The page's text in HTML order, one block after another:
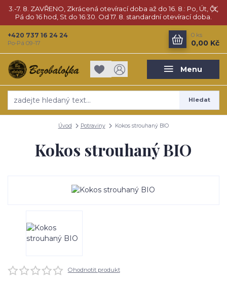
3.-7. 8. ZAVŘENO, Zkrácená otevírací doba až do 16. 8.: Po, Út, Čt,
Pá do 16 hod, St do 16:30. Od 17. 8. standardní otevírací doba.
Menu
Hledat
+420 737 16 24 24
Po-Pá 09-17
0 ks
0,00 Kč
Úvod Potraviny Kokos strouhaný BIO
Kokos strouhaný BIO
Ohodnotit produkt